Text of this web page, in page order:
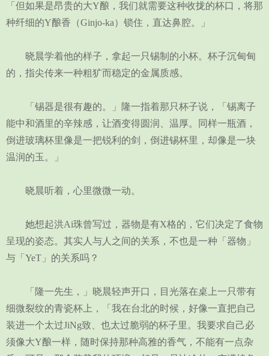
「但如果是昂贵的大Y酿，我们就需要这种收拢的杯口，将那
种纤细的Y酿香（Ginjo-ka）锁住，直达鼻腔。」
晓晨学着他的样子，拿起一只锡制的小杯。杯子沉甸甸
的，指尖传来一种粗犷而稳定的金属质感。
「锡器是很有趣的。」隆一指着那只杯子说，「锡离子
能中和酒里的辛辣感，让酒变得圆润、温厚。同样一瓶酒，
倒进玻璃杯里像是一把锐利的剑，倒进锡杯里，却像是一块
温润的玉。」
晓晨听着，心里微微一动。
她想起洪Ai珠曾写过，器物是有X格的，它们决定了食物
呈现的姿态。其实人与人之间的关系，不也是一种「器物」
与「YeT」的关系吗？
「隆一先生，」晓晨轻声开口，目光落在桌上一只带有
细微裂纹的青瓷杯上，「我在台北的时候，好像一直把自己
装进一个太过JiNg致、也太过脆弱的杯子里。我要求自己必
须像大Y酿一样，随时保持那种高雅的香气，不能有一点杂